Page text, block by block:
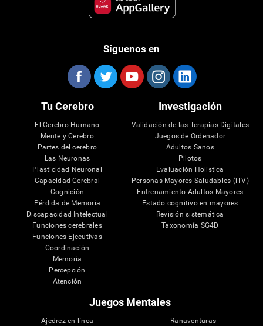
Síguenos en
Tu Cerebro
El Cerebro Humano
Mente y Cerebro
Partes del cerebro
Las Neuronas
Plasticidad Neuronal
Capacidad Cerebral
Cognición
Pérdida de Memoria
Discapacidad Intelectual
Funciones cerebrales
Funciones Ejecutivas
Coordinación
Memoria
Percepción
Atención
Investigación
Validación de las Terapias Digitales
Juegos de Ordenador
Adultos Sanos
Pilotos
Evaluación Holistica
Personas Mayores Saludables (iTV)
Entrenamiento Adultos Mayores
Estado cognitivo en mayores
Revisión sistemática
Taxonomía SG4D
Juegos Mentales
Ajedrez en línea
Ranaventuras